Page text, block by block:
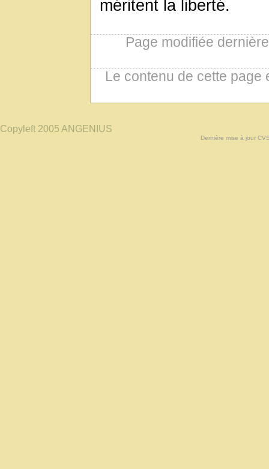
méritent la liberté.
Page modifiée
Le contenu de cette
Copyleft 2005 ANGENIUS
Dernière mise à jour